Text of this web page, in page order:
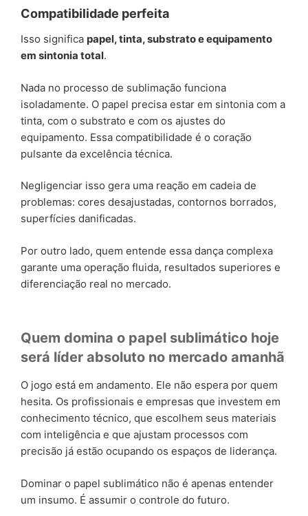
Compatibilidade perfeita
Isso significa papel, tinta, substrato e equipamento
em sintonia total.
Nada no processo de sublimação funciona
isoladamente. O papel precisa estar em sintonia com a
tinta, com o substrato e com os ajustes do
equipamento. Essa compatibilidade é o coração
pulsante da excelência técnica.
Negligenciar isso gera uma reação em cadeia de
problemas: cores desajustadas, contornos borrados,
superfícies danificadas.
Por outro lado, quem entende essa dança complexa
garante uma operação fluida, resultados superiores e
diferenciação real no mercado.
Quem domina o papel sublimático hoje
será líder absoluto no mercado amanhã
O jogo está em andamento. Ele não espera por quem
hesita. Os profissionais e empresas que investem em
conhecimento técnico, que escolhem seus materiais
com inteligência e que ajustam processos com
precisão já estão ocupando os espaços de liderança.
Dominar o papel sublimático não é apenas entender
um insumo. É assumir o controle do futuro.